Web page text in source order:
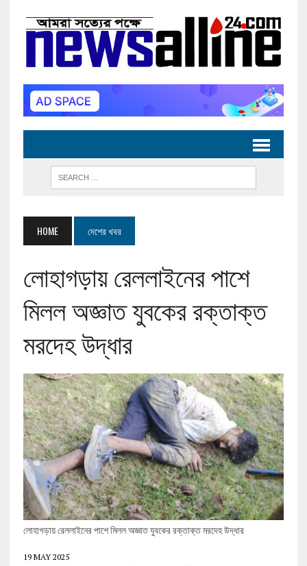
HOME দেশের খবর
লোহাগড়ায় রেললাইনের পাশে
মিলল অজ্ঞাত যুবকের রক্তাক্ত
মরদেহ উদ্ধার
লোহাগড়ায় রেললাইনের পাশে মিলল অজ্ঞাত যুবকের রক্তাক্ত মরদেহ উদ্ধার
19 MAY 2025